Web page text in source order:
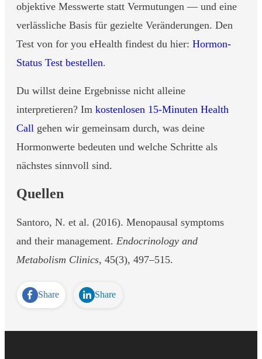
objektive Messwerte statt Vermutungen — und eine
verlässliche Basis für gezielte Veränderungen. Den
Test von for you eHealth findest du hier: Hormon-
Status Test bestellen.
Du willst deine Ergebnisse nicht alleine
interpretieren? Im kostenlosen 15-Minuten Health
Call gehen wir gemeinsam durch, was deine
Hormonwerte bedeuten und welche Schritte als
nächstes sinnvoll sind.
Quellen
Santoro, N. et al. (2016). Menopausal symptoms
and their management. Endocrinology and
Metabolism Clinics, 45(3), 497–515.
Share Share